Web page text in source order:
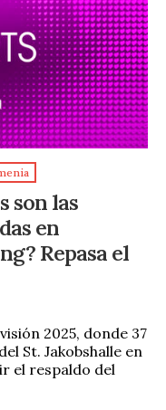
son las
en
Repasa el
2025, donde 37
St. Jakobshalle en
el respaldo del